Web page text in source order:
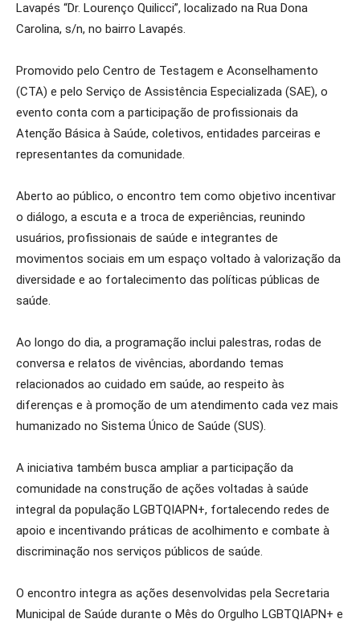
Lavapés “Dr. Lourenço Quilicci”, localizado na Rua Dona
Carolina, s/n, no bairro Lavapés.
Promovido pelo Centro de Testagem e Aconselhamento
(CTA) e pelo Serviço de Assistência Especializada (SAE), o
evento conta com a participação de profissionais da
Atenção Básica à Saúde, coletivos, entidades parceiras e
representantes da comunidade.
Aberto ao público, o encontro tem como objetivo incentivar
o diálogo, a escuta e a troca de experiências, reunindo
usuários, profissionais de saúde e integrantes de
movimentos sociais em um espaço voltado à valorização da
diversidade e ao fortalecimento das políticas públicas de
saúde.
Ao longo do dia, a programação inclui palestras, rodas de
conversa e relatos de vivências, abordando temas
relacionados ao cuidado em saúde, ao respeito às
diferenças e à promoção de um atendimento cada vez mais
humanizado no Sistema Único de Saúde (SUS).
A iniciativa também busca ampliar a participação da
comunidade na construção de ações voltadas à saúde
integral da população LGBTQIAPN+, fortalecendo redes de
apoio e incentivando práticas de acolhimento e combate à
discriminação nos serviços públicos de saúde.
O encontro integra as ações desenvolvidas pela Secretaria
Municipal de Saúde durante o Mês do Orgulho LGBTQIAPN+ e